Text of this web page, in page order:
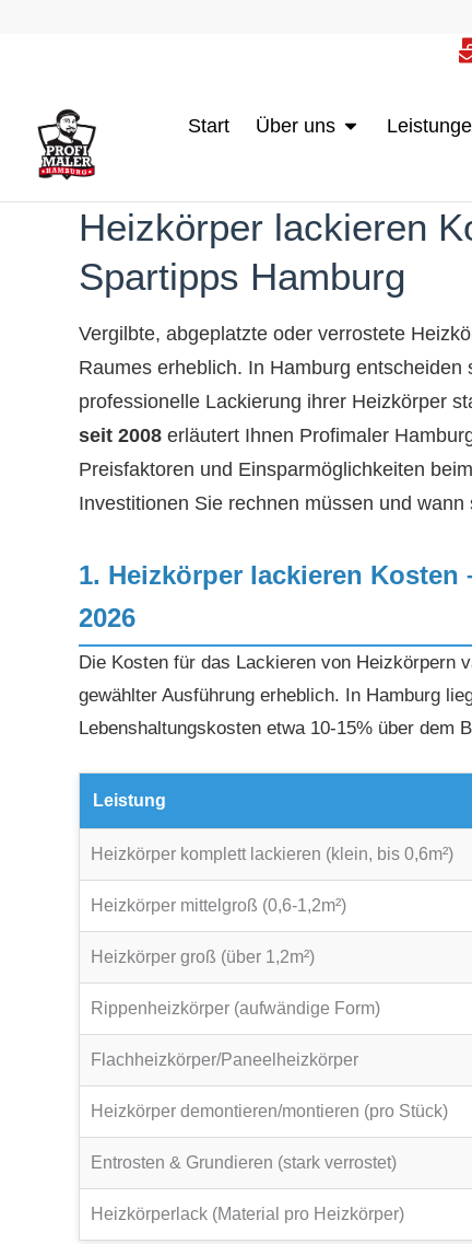
Start Über uns Öffne Über uns
Heizkörper lackieren
Spartipps Hamburg
Vergilbte, abgeplatzte oder verrostete
Raumes erheblich. In Hamburg
professionelle Lackierung ihrer Heizkörper
seit 2008 erläutert Ihnen Profimaler
Preisfaktoren und Einsparmöglichkeiten
Investitionen Sie rechnen müssen und
1. Heizkörper lackieren
2026
Die Kosten für das Lackieren von Heizkörpern
gewählter Ausführung erheblich. In Hamburg
Lebenshaltungskosten etwa 10-15% über dem
Leistung
Heizkörper komplett lackieren (klein, bis 0,6m²)
Heizkörper mittelgroß (0,6-1,2m²)
Heizkörper groß (über 1,2m²)
Rippenheizkörper (aufwändige Form)
Flachheizkörper/Paneelheizkörper
Heizkörper demontieren/montieren (pro Stück)
Entrosten & Grundieren (stark verrostet)
Heizkörperlack (Material pro Heizkörper)